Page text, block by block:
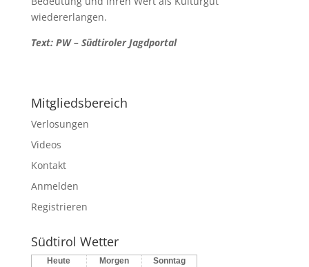
wiedererlangen.
Text: PW – Südtiroler Jagdportal
Mitgliedsbereich
Verlosungen
Videos
Kontakt
Anmelden
Registrieren
Südtirol Wetter
Heute Morgen Sonntag